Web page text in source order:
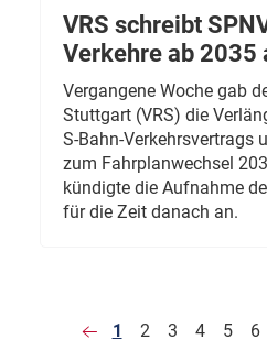
VRS schreibt
Verkehre ab 2035
Vergangene Woche gab
Stuttgart (VRS) die
S-Bahn-Verkehrsvertrags
zum Fahrplanwechsel
kündigte die Aufnahme
für die Zeit danach an.
1 2 3 4 5 6